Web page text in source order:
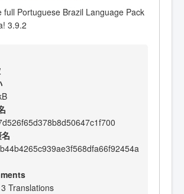
full Portuguese Brazil Language Pack
3.9.2
Translations